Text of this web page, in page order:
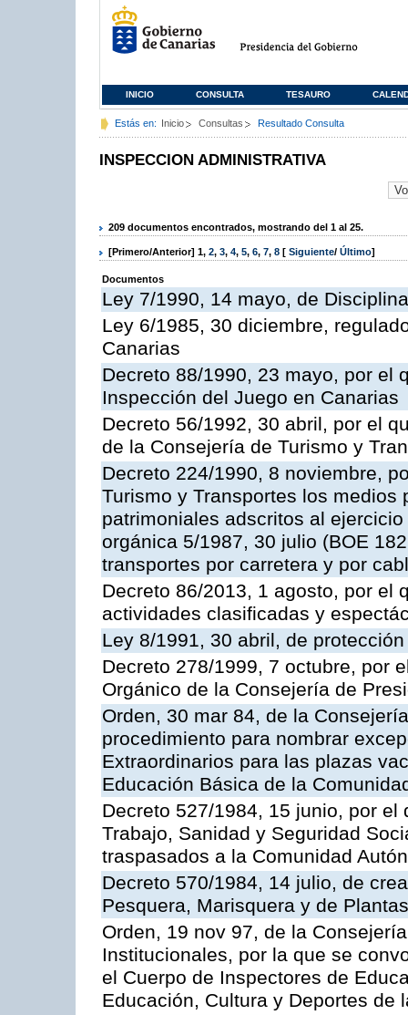
INICIO CONSULTA TESAURO
Estás en: Inicio Consultas Resultado Consulta
INSPECCION ADMINISTRATIVA
209 documentos encontrados, mostrando del 1 al 25.
[Primero/Anterior] 1, 2, 3, 4, 5, 6, 7, 8 [ Siguiente/ Último]
Documentos
Ley 7/1990, 14 mayo, de
Ley 6/1985, 30 diciembre,
Canarias
Decreto 88/1990, 23 mayo, por el
Inspección del Juego en Canarias
Decreto 56/1992, 30 abril, por el
de la Consejería de Turismo y
Decreto 224/1990, 8 noviembre,
Turismo y Transportes los
patrimoniales adscritos al
orgánica 5/1987, 30 julio (BOE
transportes por carretera y por
Decreto 86/2013, 1 agosto, por el
actividades clasificadas y
Ley 8/1991, 30 abril, de
Decreto 278/1999, 7 octubre, por
Orgánico de la Consejería de
Orden, 30 mar 84, de la
procedimiento para nombrar
Extraordinarios para las plazas
Educación Básica de la
Decreto 527/1984, 15 junio, por
Trabajo, Sanidad y Seguridad
traspasados a la Comunidad
Decreto 570/1984, 14 julio, de
Pesquera, Marisquera y de
Orden, 19 nov 97, de la
Institucionales, por la que se
el Cuerpo de Inspectores de
Educación, Cultura y Deportes de